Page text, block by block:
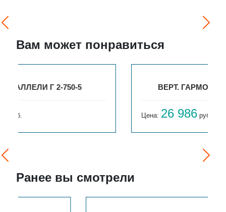
Вам может понравиться
ВЕРТ. ГАРМОНИЯ С25 N 2-1750-4
Ранее вы смотрели